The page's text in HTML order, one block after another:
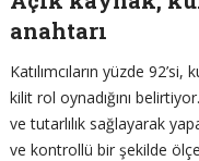
anahtarı
Katılımcıların yüzde
kilit rol oynadığını
ve tutarlılık sağlayarak
ve kontrollü bir şekilde